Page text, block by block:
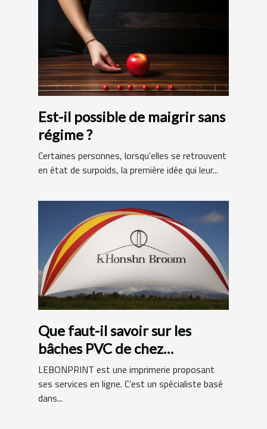
Est-il possible de maigrir sans
régime ?
Certaines personnes, lorsqu’elles se retrouvent
en état de surpoids, la première idée qui leur...
Que faut-il savoir sur les
bâches PVC de chez
LEBONPRINT ?
LEBONPRINT est une imprimerie proposant
ses services en ligne. C’est un spécialiste basé
dans...